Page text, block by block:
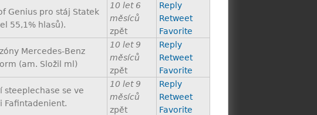
Genius pro stáj Statek
55,1% hlasů).
10 let 6
měsíců
zpět
Reply
Retweet
Favorite
Mercedes-Benz
(am. Složil ml)
10 let 9
měsíců
zpět
Reply
Retweet
Favorite
se ve
Fafintadenient.
10 let 9
měsíců
zpět
Reply
Retweet
Favorite